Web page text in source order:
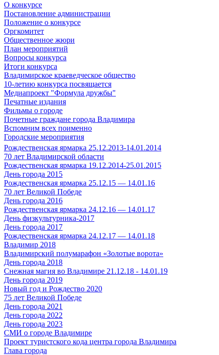
О конкурсе
Постановление администрации
Положение о конкурсе
Оргкомитет
Общественное жюри
План мероприятий
Вопросы конкурса
Итоги конкурса
Владимирское краеведческое общество
10-летию конкурса посвящается
Медиапроект "Формула дружбы"
Печатные издания
Фильмы о городе
Почетные граждане города Владимира
Вспомним всех поименно
Городские мероприятия
Рождественская ярмарка 25.12.2013-14.01.2014
70 лет Владимирской области
Рождественская ярмарка 19.12.2014-25.01.2015
День города 2015
Рождественская ярмарка 25.12.15 — 14.01.16
70 лет Великой Победе
День города 2016
Рождественская ярмарка 24.12.16 — 14.01.17
День физкультурника-2017
День города 2017
Рождественская ярмарка 24.12.17 — 14.01.18
Владимир 2018
Владимирский полумарафон «Золотые ворота»
День города 2018
Снежная магия во Владимире 21.12.18 - 14.01.19
День города 2019
Новый год и Рождество 2020
75 лет Великой Победе
День города 2021
День города 2022
День города 2023
СМИ о городе Владимире
Проект туристского кода центра города Владимира
Глава города